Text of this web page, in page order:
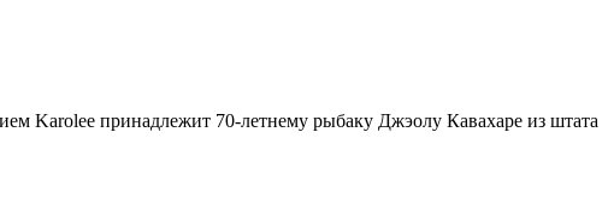
Karolee принадлежит 70-летнему рыбаку Джэолу Кавахаре из штата